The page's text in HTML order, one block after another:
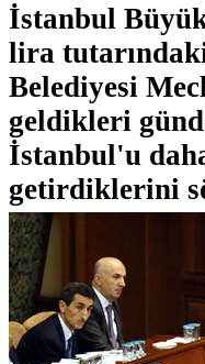
İstanbul
lira
Belediyesi
geldikleri
İstanbul'u
getirdiklerini